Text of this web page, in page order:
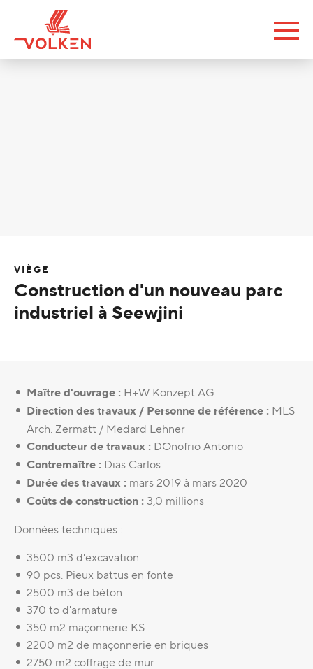
VIÈGE
Construction d'un nouveau parc
industriel à Seewjini
Maître d'ouvrage : H+W Konzept AG
Direction des travaux / Personne de référence : MLS
Arch. Zermatt / Medard Lehner
Conducteur de travaux : D`Onofrio Antonio
Contremaître : Dias Carlos
Durée des travaux : mars 2019 à mars 2020
Coûts de construction : 3,0 millions
Données techniques :
3500 m3 d'excavation
90 pcs. Pieux battus en fonte
2500 m3 de béton
370 to d'armature
350 m2 maçonnerie KS
2200 m2 de maçonnerie en briques
2750 m2 coffrage de mur